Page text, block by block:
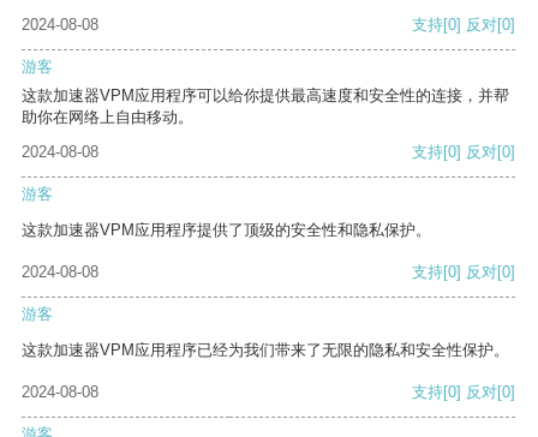
2024-08-08 支持[0] 反对[0]
游客
这款加速器VPM应用程序可以给你提供最高速度和安全性的连接，并帮
助你在网络上自由移动。
2024-08-08
支持[0] 反对[0]
游客
这款加速器VPM应用程序提供了顶级的安全性和隐私保护。
2024-08-08 支持[0] 反对[0]
游客
这款加速器VPM应用程序已经为我们带来了无限的隐私和安全性保护。
2024-08-08 支持[0] 反对[0]